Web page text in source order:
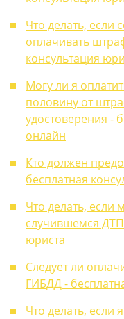
Что делать, если
оплачивать
консультация
Могу ли я
половину от
удостоверения -
онлайн
Кто должен
бесплатная
Что делать, если
случившемся ДТП
юриста
Следует ли
ГИБДД -
Что делать, если